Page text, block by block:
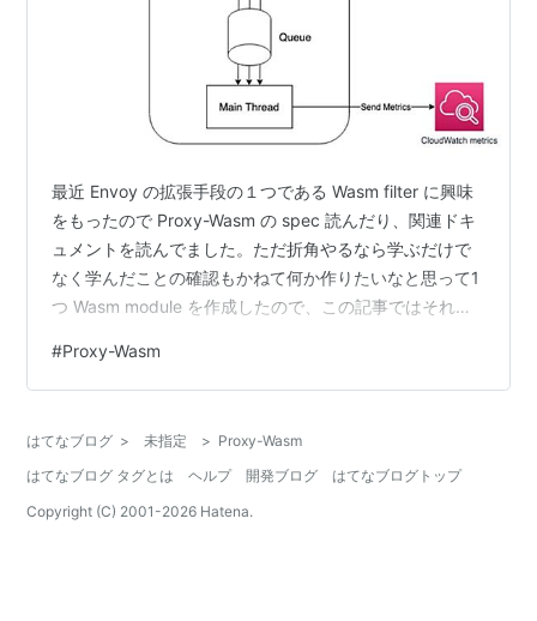
最近 Envoy の拡張手段の１つである Wasm filter に興味
をもったので Proxy-Wasm の spec 読んだり、関連ドキ
ュメントを読んでました。ただ折角やるなら学ぶだけで
なく学んだことの確認もかねて何か作りたいなと思って1
つ Wasm module を作成したので、この記事ではそれを
かすところも書くのですが、それは次回書きます。 ※ も
し内容が間違っていたら @hatappi で教えていただける
まり良いネタが思いつかず悩んだ末に今回はリクエス
ト・レス…
#Proxy-Wasm
はてなブログ > 未指定 > Proxy-Wasm
はてなブログ タグとは
ヘルプ 開発ブログ
はてなブログトップ
Copyright (C) 2001-2026 Hatena.